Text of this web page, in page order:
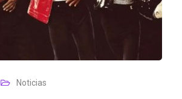
Noticias